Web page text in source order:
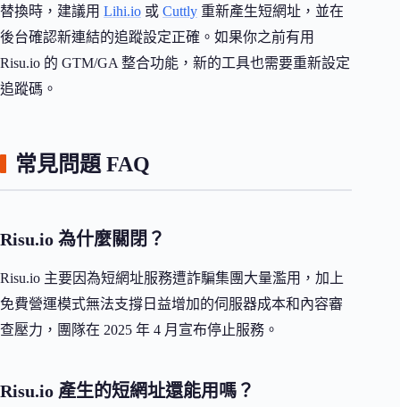
替換時，建議用 Lihi.io 或 Cuttly 重新產生短網址，並在
後台確認新連結的追蹤設定正確。如果你之前有用
Risu.io 的 GTM/GA 整合功能，新的工具也需要重新設定
追蹤碼。
常見問題 FAQ
Risu.io 為什麼關閉？
Risu.io 主要因為短網址服務遭詐騙集團大量濫用，加上
免費營運模式無法支撐日益增加的伺服器成本和內容審
查壓力，團隊在 2025 年 4 月宣布停止服務。
Risu.io 產生的短網址還能用嗎？